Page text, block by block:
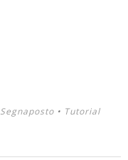
Segnaposto• Tutorial